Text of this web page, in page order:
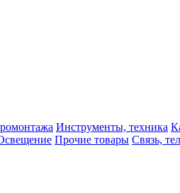
Инструменты, техника
Прочие товары Связь,